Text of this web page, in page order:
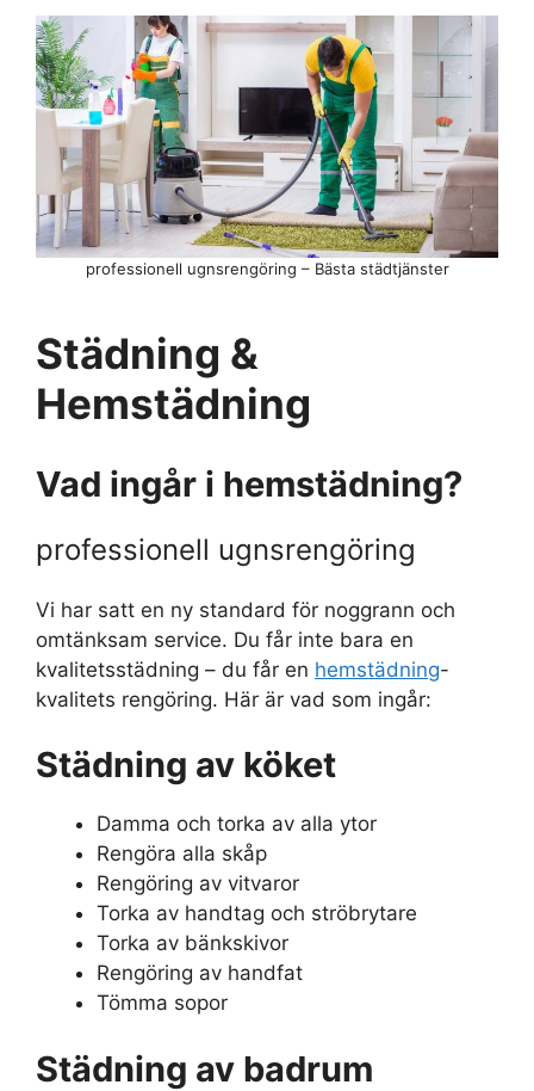
professionell ugnsrengöring – Bästa städtjänster
Städning &
Hemstädning
Vad ingår i hemstädning?
professionell ugnsrengöring
Vi har satt en ny standard för noggrann och
omtänksam service. Du får inte bara en
kvalitetsstädning – du får en hemstädning-
kvalitets rengöring. Här är vad som ingår:
Städning av köket
Damma och torka av alla ytor
Rengöra alla skåp
Rengöring av vitvaror
Torka av handtag och ströbrytare
Torka av bänkskivor
Rengöring av handfat
Tömma sopor
Städning av badrum